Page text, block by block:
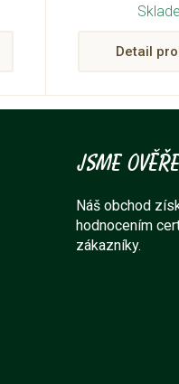
pomáhá
polohu těla
Detail
Jsme
Náš obchod
hodnocením
zákazníky.